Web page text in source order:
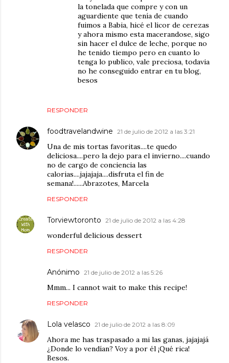
RESPONDER
la tonelada que compre y con un
aguardiente que tenía de cuando
fuimos a Babia, hicé el licor de cerezas
y ahora mismo esta macerandose, sigo
sin hacer el dulce de leche, porque no
he tenido tiempo pero en cuanto lo
tenga lo publico, vale preciosa, todavia
no he conseguido entrar en tu blog,
besos
foodtravelandwine 21 de julio de 2012 a las 3:21
Una de mis tortas favoritas....te quedo
deliciosa....pero la dejo para el invierno....cuando
no de cargo de conciencia las
calorias....jajajaja....disfruta el fin de
semana!......Abrazotes, Marcela
RESPONDER
Torviewtoronto 21 de julio de 2012 a las 4:28
wonderful delicious dessert
RESPONDER
Anónimo 21 de julio de 2012 a las 5:26
Mmm... I cannot wait to make this recipe!
RESPONDER
Lola velasco 21 de julio de 2012 a las 8:09
Ahora me has traspasado a mi las ganas, jajajajá
¿Donde lo vendían? Voy a por él ¡Qué rica!
Besos.